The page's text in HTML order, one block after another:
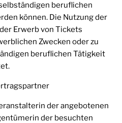
beruflichen
können. Die Nutzung der
Erwerb von Tickets
Zwecken oder zu
beruflichen Tätigkeit
der angebotenen
der besuchten